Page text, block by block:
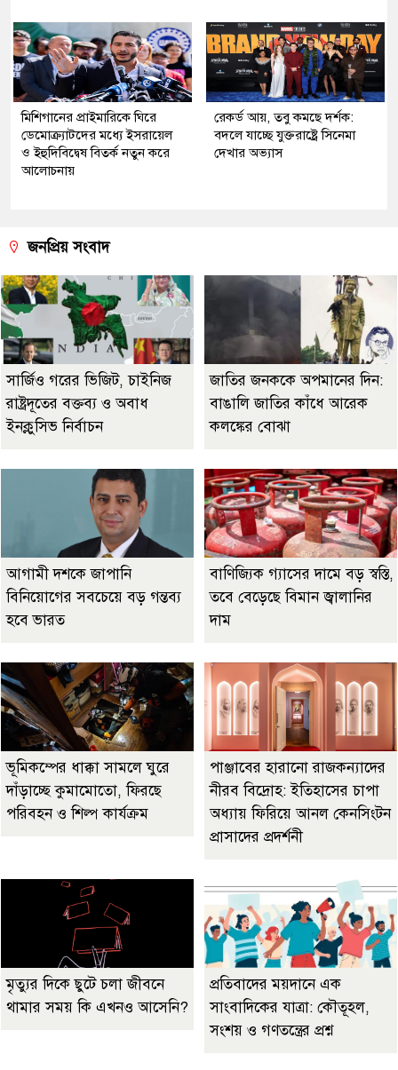
মিশিগানের প্রাইমারিকে ঘিরে
ডেমোক্র্যাটদের মধ্যে ইসরায়েল
ও ইহুদিবিদ্বেষ বিতর্ক নতুন করে
আলোচনায়
রেকর্ড আয়, তবু কমছে দর্শক:
বদলে যাচ্ছে যুক্তরাষ্ট্রে সিনেমা
দেখার অভ্যাস
জনপ্রিয় সংবাদ
সার্জিও গরের ভিজিট, চাইনিজ
রাষ্ট্রদূতের বক্তব্য ও অবাধ
ইনক্লুসিভ নির্বাচন
জাতির জনককে অপমানের দিন:
বাঙালি জাতির কাঁধে আরেক
কলঙ্কের বোঝা
আগামী দশকে জাপানি
বিনিয়োগের সবচেয়ে বড় গন্তব্য
হবে ভারত
বাণিজ্যিক গ্যাসের দামে বড় স্বস্তি,
তবে বেড়েছে বিমান জ্বালানির
দাম
ভূমিকম্পের ধাক্কা সামলে ঘুরে
দাঁড়াচ্ছে কুমামোতো, ফিরছে
পরিবহন ও শিল্প কার্যক্রম
পাঞ্জাবের হারানো রাজকন্যাদের
নীরব বিদ্রোহ: ইতিহাসের চাপা
অধ্যায় ফিরিয়ে আনল কেনসিংটন
প্রাসাদের প্রদর্শনী
মৃত্যুর দিকে ছুটে চলা জীবনে
থামার সময় কি এখনও আসেনি?
প্রতিবাদের ময়দানে এক
সাংবাদিকের যাত্রা: কৌতূহল,
সংশয় ও গণতন্ত্রের প্রশ্ন